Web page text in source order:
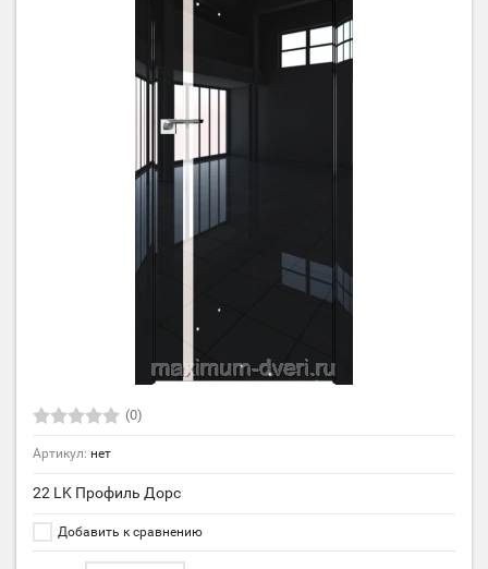
(0)
Артикул: нет
22 LK Профиль Дорс
Добавить к сравнению